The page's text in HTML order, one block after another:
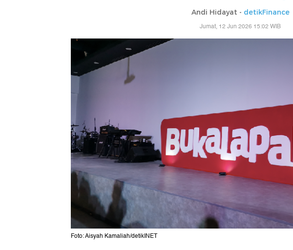
Andi Hidayat - detikFinance
Jumat, 12 Jun 2026 15:02 WIB
Foto: Aisyah Kamaliah/detikINET